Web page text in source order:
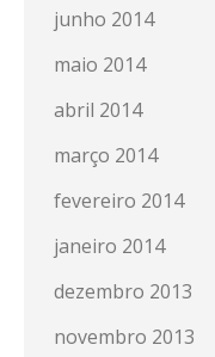
junho 2014
maio 2014
abril 2014
março 2014
fevereiro 2014
janeiro 2014
dezembro 2013
novembro 2013